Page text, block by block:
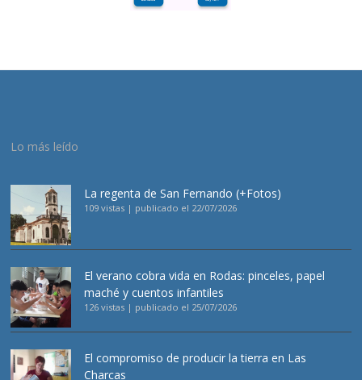
Lo más leído
La regenta de San Fernando (+Fotos)
109 vistas | publicado el 22/07/2026
El verano cobra vida en Rodas: pinceles, papel
maché y cuentos infantiles
126 vistas | publicado el 25/07/2026
El compromiso de producir la tierra en Las
Charcas